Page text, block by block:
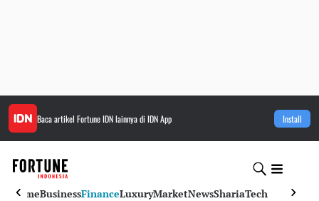
Baca artikel Fortune IDNlainnya di IDN App Install
HomeBusinessFinanceLuxuryMarketNewsShariaTech